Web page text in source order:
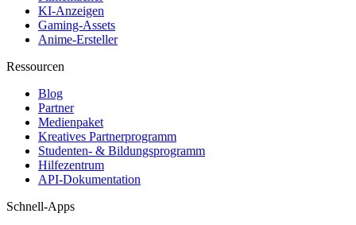
KI-Anzeigen
Gaming-Assets
Anime-Ersteller
Ressourcen
Blog
Partner
Medienpaket
Kreatives Partnerprogramm
Studenten- & Bildungsprogramm
Hilfezentrum
API-Dokumentation
Schnell-Apps